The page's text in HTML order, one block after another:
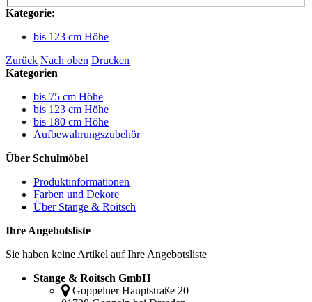
Kategorie:
bis 123 cm Höhe
Zurück Nach oben Drucken
Kategorien
bis 75 cm Höhe
bis 123 cm Höhe
bis 180 cm Höhe
Aufbewahrungszubehör
Über Schulmöbel
Produktinformationen
Farben und Dekore
Über Stange & Roitsch
Ihre Angebotsliste
Sie haben keine Artikel auf Ihre Angebotsliste
Stange & Roitsch GmbH
Goppelner Hauptstraße 20